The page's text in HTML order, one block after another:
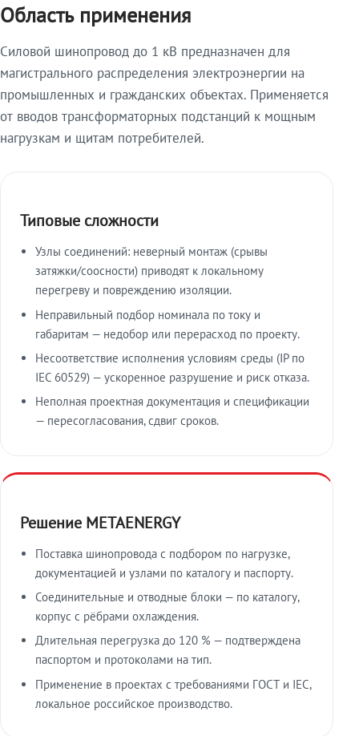
Область применения
Силовой шинопровод до 1 кВ предназначен для
магистрального распределения электроэнергии на
промышленных и гражданских объектах. Применяется
от вводов трансформаторных подстанций к мощным
нагрузкам и щитам потребителей.
Типовые сложности
Узлы соединений: неверный монтаж (срывы
затяжки/соосности) приводят к локальному
перегреву и повреждению изоляции.
Неправильный подбор номинала по току и
габаритам — недобор или перерасход по проекту.
Несоответствие исполнения условиям среды (IP по
IEC 60529) — ускоренное разрушение и риск отказа.
Неполная проектная документация и спецификации
— пересогласования, сдвиг сроков.
Решение METAENERGY
Поставка шинопровода с подбором по нагрузке,
документацией и узлами по каталогу и паспорту.
Соединительные и отводные блоки — по каталогу,
корпус с рёбрами охлаждения.
Длительная перегрузка до 120 % — подтверждена
паспортом и протоколами на тип.
Применение в проектах с требованиями ГОСТ и IEC,
локальное российское производство.